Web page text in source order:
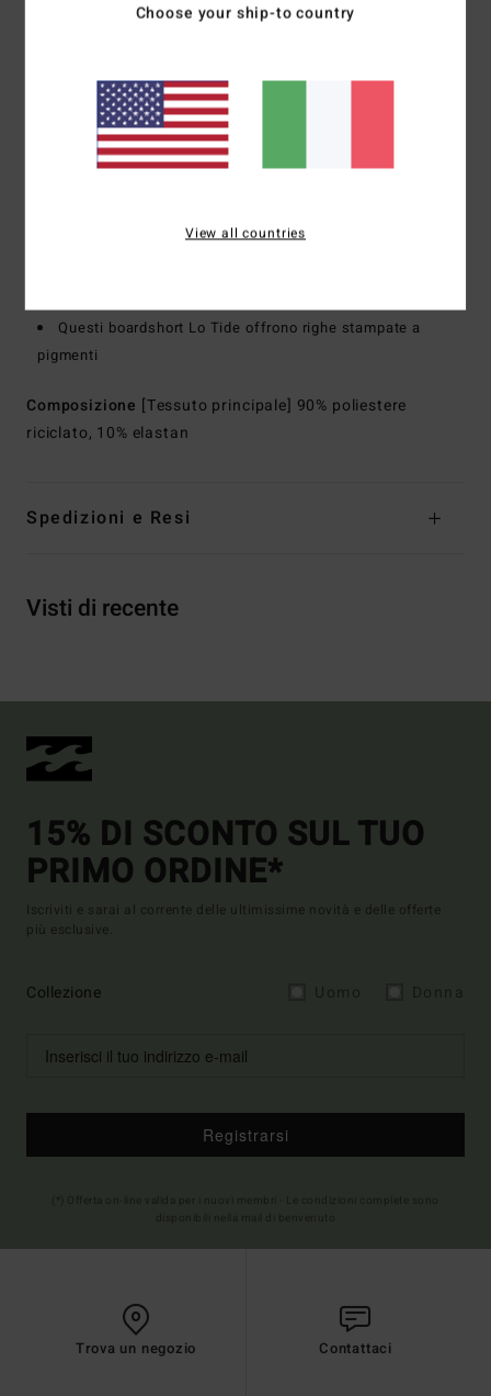
un tessuto leggero e ad asciugatura rapida
vita lasso elastica
Chiusura:vita completa con coulisse per la vestibilità
Cucitura esterna:cucitura esterna da 17,5", lunghezza
Tasca posteriore a marsupio
Questi boardshort Lo Tide offrono righe stampate a
pigmenti
Composizione [Tessuto principale] 90% poliestere
riciclato, 10% elastan
Spedizioni e Resi
Visti di recente
15% DI SCONTO SUL TUO
PRIMO ORDINE*
Iscriviti e sarai al corrente delle ultimissime novità e delle offerte
più esclusive.
Collezione
Registrarsi
Trova un negozio Contattaci
Choose your ship-to country
View all countries